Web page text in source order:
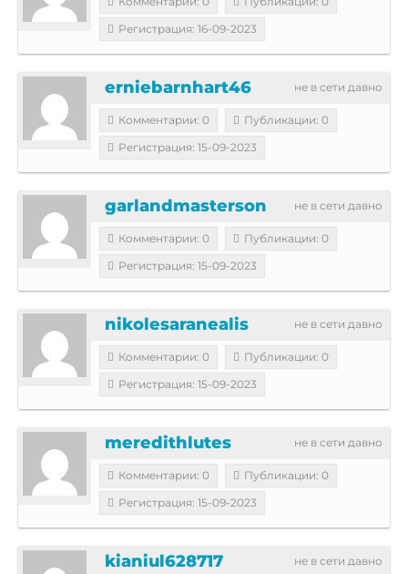
Регистрация: 16-09-2023
не в сети давно
erniebarnhart46
Комментарии: 0
Публикации: 0
Регистрация: 15-09-2023
не в сети давно
garlandmasterson
Комментарии: 0
Публикации: 0
Регистрация: 15-09-2023
не в сети давно
nikolesaranealis
Комментарии: 0
Публикации: 0
Регистрация: 15-09-2023
не в сети давно
meredithlutes
Комментарии: 0
Публикации: 0
Регистрация: 15-09-2023
не в сети давно
kianiul628717